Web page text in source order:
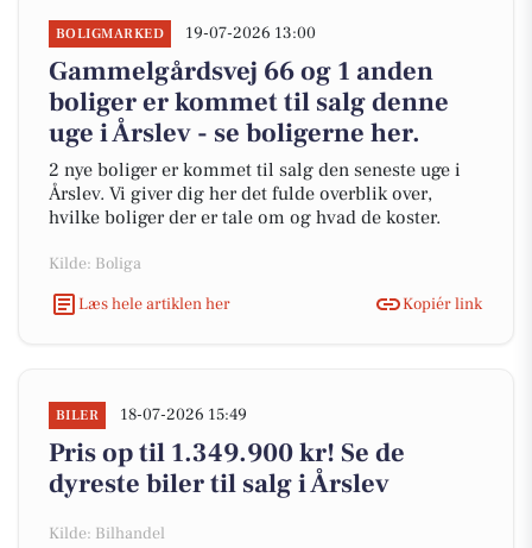
BOLIGMARKED 19-07-2026 13:00
Gammelgårdsvej 66 og 1 anden
boliger er kommet til salg denne
uge i Årslev - se boligerne her.
2 nye boliger er kommet til salg den seneste uge i
Årslev. Vi giver dig her det fulde overblik over,
hvilke boliger der er tale om og hvad de koster.
Kilde: Boliga
Læs hele artiklen her
Kopiér link
BILER 18-07-2026 15:49
Pris op til 1.349.900 kr! Se de
dyreste biler til salg i Årslev
Kilde: Bilhandel